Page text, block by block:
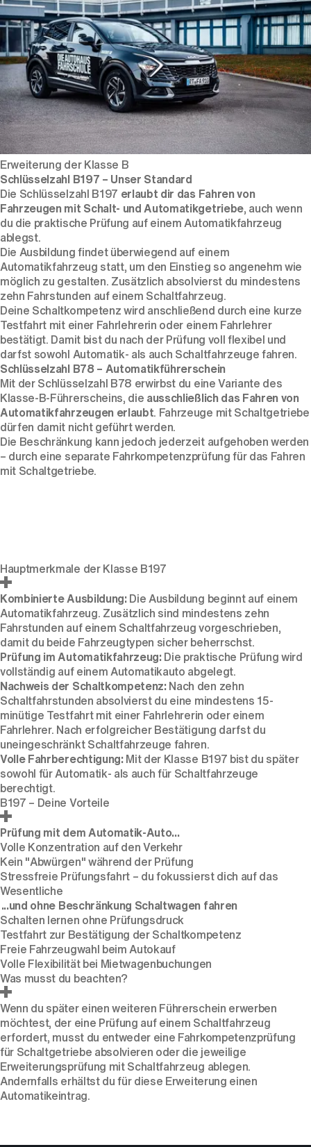
Erweiterung der Klasse B
Schlüsselzahl B197 – Unser Standard
Die Schlüsselzahl B197 erlaubt dir das Fahren von
Fahrzeugen mit Schalt- und Automatikgetriebe, auch wenn
du die praktische Prüfung auf einem Automatikfahrzeug
ablegst.
Die Ausbildung findet überwiegend auf einem
Automatikfahrzeug statt, um den Einstieg so angenehm wie
möglich zu gestalten. Zusätzlich absolvierst du mindestens
zehn Fahrstunden auf einem Schaltfahrzeug.
Deine Schaltkompetenz wird anschließend durch eine kurze
Testfahrt mit einer Fahrlehrerin oder einem Fahrlehrer
bestätigt. Damit bist du nach der Prüfung voll flexibel und
darfst sowohl Automatik- als auch Schaltfahrzeuge fahren.
Schlüsselzahl B78 – Automatikführerschein
Mit der Schlüsselzahl B78 erwirbst du eine Variante des
Klasse-B-Führerscheins, die ausschließlich das Fahren von
Automatikfahrzeugen erlaubt. Fahrzeuge mit Schaltgetriebe
dürfen damit nicht geführt werden.
Die Beschränkung kann jedoch jederzeit aufgehoben werden
– durch eine separate Fahrkompetenzprüfung für das Fahren
mit Schaltgetriebe.
Hauptmerkmale der Klasse B197
Kombinierte Ausbildung:Die Ausbildung beginnt auf einem
Automatikfahrzeug. Zusätzlich sind mindestens zehn
Fahrstunden auf einem Schaltfahrzeug vorgeschrieben,
damit du beide Fahrzeugtypen sicher beherrschst.
Prüfung im Automatikfahrzeug:Die praktische Prüfung wird
vollständig auf einem Automatikauto abgelegt.
Nachweis der Schaltkompetenz:Nach den zehn
Schaltfahrstunden absolvierst du eine mindestens 15-
minütige Testfahrt mit einer Fahrlehrerin oder einem
Fahrlehrer. Nach erfolgreicher Bestätigung darfst du
uneingeschränkt Schaltfahrzeuge fahren.
Volle Fahrberechtigung:Mit der Klasse B197 bist du später
sowohl für Automatik- als auch für Schaltfahrzeuge
berechtigt.
B197 – Deine Vorteile
Prüfung mit dem Automatik-Auto...
Volle Konzentration auf den Verkehr
Kein "Abwürgen" während der Prüfung
Stressfreie Prüfungsfahrt – du fokussierst dich auf das
Wesentliche
...und ohne Beschränkung Schaltwagen fahren
Schalten lernen ohne Prüfungsdruck
Testfahrt zur Bestätigung der Schaltkompetenz
Freie Fahrzeugwahl beim Autokauf
Volle Flexibilität bei Mietwagenbuchungen
Was musst du beachten?
Wenn du später einen weiteren Führerschein erwerben
möchtest, der eine Prüfung auf einem Schaltfahrzeug
erfordert, musst du entweder eine Fahrkompetenzprüfung
für Schaltgetriebe absolvieren oder die jeweilige
Erweiterungsprüfung mit Schaltfahrzeug ablegen.
Andernfalls erhältst du für diese Erweiterung einen
Automatikeintrag.